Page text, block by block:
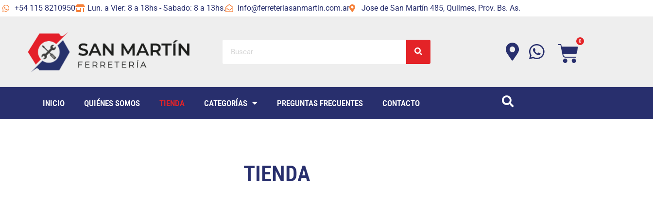
+54 115 8210950 Lun. a Vier: 8 a 18hs - Sabado: 8 a 13hs. info@ferreteriasanmartin.com.ar Jose de San Martín 485, Quilmes, Prov. Bs. As.
0
INICIO QUIÉNES SOMOS TIENDA CATEGORÍAS PREGUNTAS FRECUENTES CONTACTO
TIENDA